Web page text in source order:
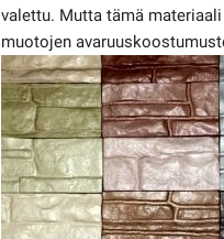
valettu. Mutta tämä
muotojen